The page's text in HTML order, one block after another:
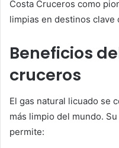
Costa Cruceros como
limpias en destinos clave
Beneficios
cruceros
El gas natural licuado se
más limpio del mundo.
permite: